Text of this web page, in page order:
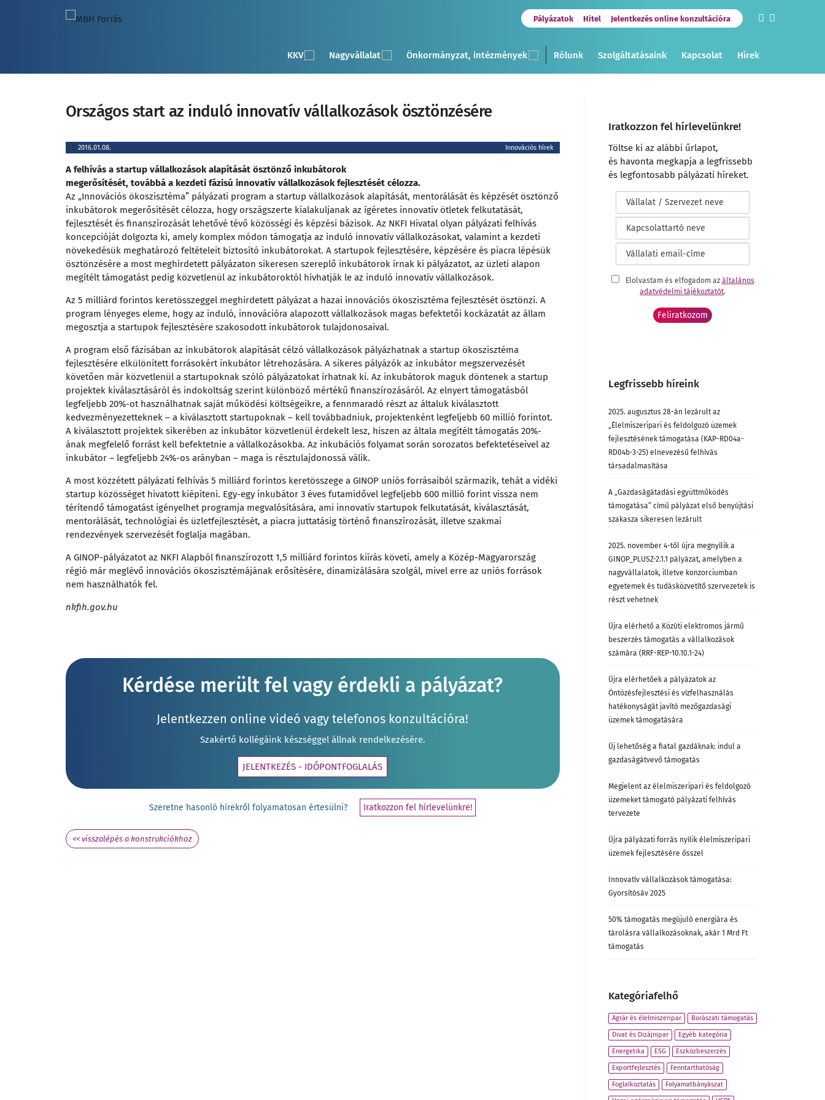
Pályázatok Hitel Jelentkezés online konzultációra
KKV Nagyvállalat Önkormányzat, intézmények Rólunk Szolgáltatásaink Kapcsolat Hírek
Országos start az induló innovatív vállalkozások ösztönzésére
2016.01.08. Innovációs hírek
A felhívás a startup vállalkozások alapítását ösztönző inkubátorok
megerősítését, továbbá a kezdeti fázisú innovatív vállalkozások fejlesztését célozza.
Az „Innovációs ökoszisztéma” pályázati program a startup vállalkozások alapítását, mentorálását és képzését ösztönző
inkubátorok megerősítését célozza, hogy országszerte kialakuljanak az ígéretes innovatív ötletek felkutatását,
fejlesztését és finanszírozását lehetővé tévő közösségi és képzési bázisok. Az NKFI Hivatal olyan pályázati felhívás
koncepcióját dolgozta ki, amely komplex módon támogatja az induló innovatív vállalkozásokat, valamint a kezdeti
növekedésük meghatározó feltételeit biztosító inkubátorokat. A startupok fejlesztésére, képzésére és piacra lépésük
ösztönzésére a most meghirdetett pályázaton sikeresen szereplő inkubátorok írnak ki pályázatot, az üzleti alapon
megítélt támogatást pedig közvetlenül az inkubátoroktól hívhatják le az induló innovatív vállalkozások.
Az 5 milliárd forintos keretösszeggel meghirdetett pályázat a hazai innovációs ökoszisztéma fejlesztését ösztönzi. A
program lényeges eleme, hogy az induló, innovációra alapozott vállalkozások magas befektetői kockázatát az állam
megosztja a startupok fejlesztésére szakosodott inkubátorok tulajdonosaival.
A program első fázisában az inkubátorok alapítását célzó vállalkozások pályázhatnak a startup ökoszisztéma
fejlesztésére elkülönített forrásokért inkubátor létrehozására. A sikeres pályázók az inkubátor megszervezését
követően már közvetlenül a startupoknak szóló pályázatokat írhatnak ki. Az inkubátorok maguk döntenek a startup
projektek kiválasztásáról és indokoltság szerint különböző mértékű finanszírozásáról. Az elnyert támogatásból
legfeljebb 20%-ot használhatnak saját működési költségeikre, a fennmaradó részt az általuk kiválasztott
kedvezményezetteknek – a kiválasztott startupoknak – kell továbbadniuk, projektenként legfeljebb 60 millió forintot.
A kiválasztott projektek sikerében az inkubátor közvetlenül érdekelt lesz, hiszen az általa megítélt támogatás 20%-
ának megfelelő forrást kell befektetnie a vállalkozásokba. Az inkubációs folyamat során sorozatos befektetéseivel az
inkubátor – legfeljebb 24%-os arányban – maga is résztulajdonossá válik.
A most közzétett pályázati felhívás 5 milliárd forintos keretösszege a GINOP uniós forrásaiból származik, tehát a vidéki
startup közösséget hivatott kiépíteni. Egy-egy inkubátor 3 éves futamidővel legfeljebb 600 millió forint vissza nem
térítendő támogatást igényelhet programja megvalósítására, ami innovatív startupok felkutatását, kiválasztását,
mentorálását, technológiai és üzletfejlesztését, a piacra juttatásig történő finanszírozását, illetve szakmai
rendezvények szervezését foglalja magában.
A GINOP-pályázatot az NKFI Alapból finanszírozott 1,5 milliárd forintos kiírás követi, amely a Közép-Magyarország
régió már meglévő innovációs ökoszisztémájának erősítésére, dinamizálására szolgál, mivel erre az uniós források
nem használhatók fel.
nkfih.gov.hu
Kérdése merült fel vagy érdekli a pályázat?
Jelentkezzen online videó vagy telefonos konzultációra!
Szakértő kollégáink készséggel állnak rendelkezésére.
JELENTKEZÉS - IDŐPONTFOGLALÁS
Szeretne hasonló hírekről folyamatosan értesülni? Iratkozzon fel hírlevelünkre!
<< visszalépés a konstrukciókhoz
Iratkozzon fel hírlevelünkre!
Töltse ki az alábbi űrlapot,
és havonta megkapja a legfrissebb
és legfontosabb pályázati híreket.
Elolvastam és elfogadom az általános
adatvédelmi tájékoztatót.
Legfrissebb híreink
2025. augusztus 28-án lezárult az
„Élelmiszeripari és feldolgozó üzemek
fejlesztésének támogatása (KAP-RD04a-
RD04b-3-25) elnevezésű felhívás
társadalmasítása
A „Gazdaságátadási együttműködés
támogatása” című pályázat első benyújtási
szakasza sikeresen lezárult
2025. november 4-től újra megnyílik a
GINOP_PLUSZ-2.1.1 pályázat, amelyben a
nagyvállalatok, illetve konzorciumban
egyetemek és tudásközvetítő szervezetek is
részt vehetnek
Újra elérhető a Közúti elektromos jármű
beszerzés támogatás a vállalkozások
számára (RRF-REP-10.10.1-24)
Újra elérhetőek a pályázatok az
Öntözésfejlesztési és vízfelhasználás
hatékonyságát javító mezőgazdasági
üzemek támogatására
Új lehetőség a fiatal gazdáknak: indul a
gazdaságátvevő támogatás
Megjelent az élelmiszeripari és feldolgozó
üzemeket támogató pályázati felhívás
tervezete
Újra pályázati forrás nyílik élelmiszeripari
üzemek fejlesztésére ősszel
Innovatív vállalkozások támogatása:
Gyorsítósáv 2025
50% támogatás megújuló energiára és
tárolásra vállalkozásoknak, akár 1 Mrd Ft
támogatás
Kategóriafelhő
Agrár és élelmiszeripar Borászati támogatás
Divat és Dizájnipar Egyéb kategória
Energetika ESG Eszközbeszerzés
Exportfejlesztés Fenntarthatóság
Foglalkoztatás Folyamatbányászat